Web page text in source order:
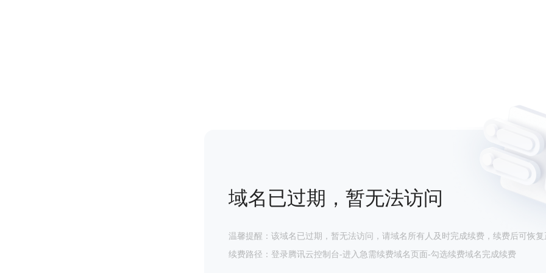
域名已过期，暂无法访问
温馨提醒：该域名已过期，暂无法访问，请域名所有人及时完成续费，续费后可恢复
续费路径：登录腾讯云控制台-进入急需续费域名页面-勾选续费域名完成续费